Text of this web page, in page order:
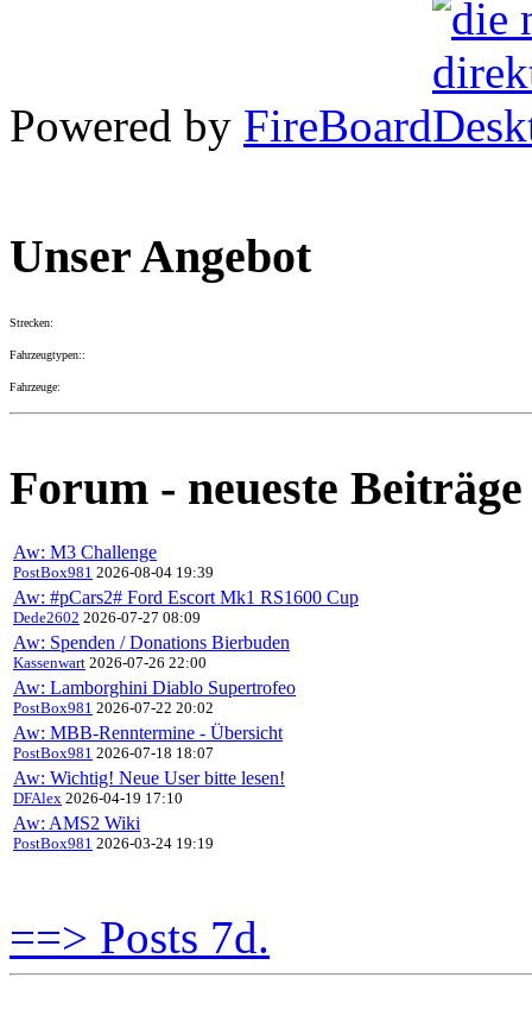
Powered by FireBoard
Unser Angebot
Strecken:
Fahrzeugtypen::
Fahrzeuge:
Forum - neueste Beiträge
Aw: M3 Challenge
PostBox981 2026-08-04 19:39
Aw: #pCars2# Ford Escort Mk1 RS1600 Cup
Dede2602 2026-07-27 08:09
Aw: Spenden / Donations Bierbuden
Kassenwart 2026-07-26 22:00
Aw: Lamborghini Diablo Supertrofeo
PostBox981 2026-07-22 20:02
Aw: MBB-Renntermine - Übersicht
PostBox981 2026-07-18 18:07
Aw: Wichtig! Neue User bitte lesen!
DFAlex 2026-04-19 17:10
Aw: AMS2 Wiki
PostBox981 2026-03-24 19:19
==> Posts 7d.